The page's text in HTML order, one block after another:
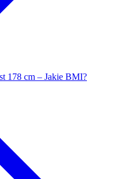
178 cm – Jakie BMI?